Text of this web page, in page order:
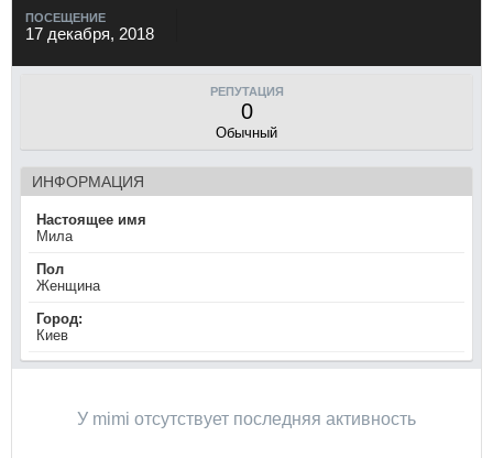
ПОСЕЩЕНИЕ
17 декабря, 2018
РЕПУТАЦИЯ
0
Обычный
ИНФОРМАЦИЯ
Настоящее имя
Мила
Пол
Женщина
Город:
Киев
У mimi отсутствует последняя активность